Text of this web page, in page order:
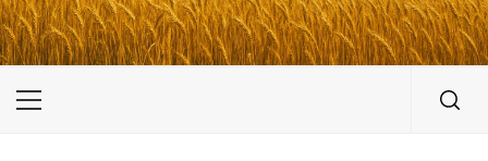
UKRAINE-IS
ПОДОРОЖI ПО УКРАЇНІ
Primary